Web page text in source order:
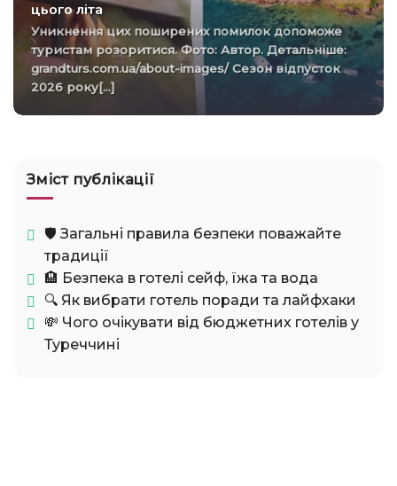
цього літа
Уникнення цих поширених помилок допоможе
туристам розоритися. Фото: Автор. Детальніше:
grandturs.com.ua/about-images/ Сезон відпусток
2026 року[...]
Зміст публікації
🛡️ Загальні правила безпеки поважайте
традиції
🏨 Безпека в готелі сейф, їжа та вода
🔍 Як вибрати готель поради та лайфхаки
💸 Чого очікувати від бюджетних готелів у
Туреччині